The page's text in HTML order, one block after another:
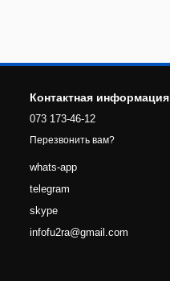
Контактная информация
073 173-46-12
Перезвонить вам?
whats-app
telegram
skype
infofu2ra@gmail.com